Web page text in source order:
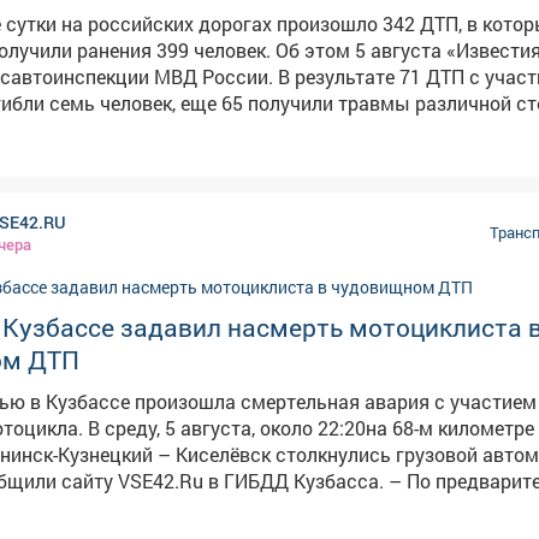
на российских дорогах произошло 342 ДТП, в
ранения 399 человек. Об этом 5 августа
МВД России. В результате 71 ДТП с участием
семь человек, еще 65 получили травмы различной
пострадавших 20 детей, девять из них были
еще 11 - вне зоны их действия. Из общего числа
участникам дорожного движения, в том числе троим
потребовалась медпомощь. Причиной семи
нарушения ПДД, допущенные их водителями.
67 ДТП с участием несовершеннолетних, в результате
дорожного движения получили ранения, в том числе
водителей мототранспорта. Погибших детей нет.
рекомендовала автомобилистам при планировании
в летний период ознакомиться с прогнозом погоды и
о возможных местах перекрытий по пути следования,
В случае введения ограничения движения или
из-за ухудшения погодных условий соответствующая
на сайте Госавтоинспекции, а также на
задавил насмерть мотоциклиста
ДТП
в Кузбассе произошла смертельная авария с участием
22:20на 68-м километре
Кузнецкий – Киселёвск столкнулись грузовой
VSE42.Ru в ГИБДД Кузбасса. – По предварительным
грузового SHACMAN, двигаясь по второстепенной
предоставил преимущество в движении мотоциклу